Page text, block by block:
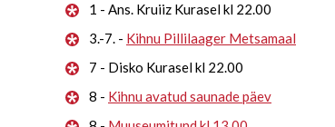
1 - Ans. Kruiiz Kurasel kl 22.00
3.-7. - Kihnu Pillilaager Metsamaal
7 - Disko Kurasel kl 22.00
8 - Kihnu avatud saunade päev